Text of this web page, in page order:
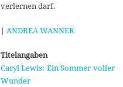
verlernen darf.
| ANDREA WANNER
Titelangaben
Caryl Lewis: Ein Sommer voller
Wunder